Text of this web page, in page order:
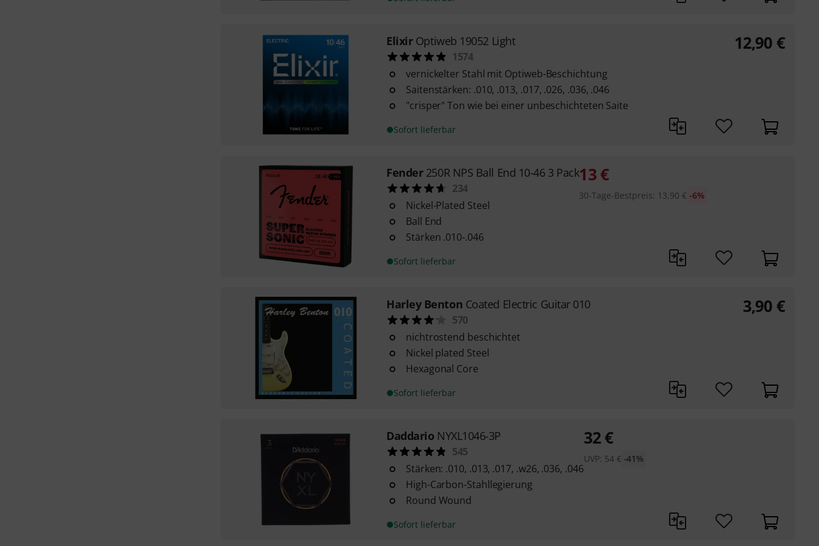
Elixir Optiweb 19052 Light
1574
vernickelter Stahl mit Optiweb-Beschichtung
Saitenstärken: .010, .013, .017, .026, .036, .046
"crisper" Ton wie bei einer unbeschichteten Saite
Sofort lieferbar
12,90 €
Fender 250R NPS Ball End 10-46 3 Pack
234
Nickel-Plated Steel
Ball End
Stärken .010-.046
Sofort lieferbar
13 €
30-Tage-Bestpreis: 13,90 € -6%
Harley Benton Coated Electric Guitar 010
570
nichtrostend beschichtet
Nickel plated Steel
Hexagonal Core
Sofort lieferbar
3,90 €
Daddario NYXL1046-3P
545
Stärken: .010, .013, .017, .w26, .036, .046
High-Carbon-Stahllegierung
Round Wound
Sofort lieferbar
32€
UVP: 54 € -41%